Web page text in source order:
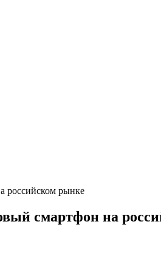
российском рынке
смартфон на